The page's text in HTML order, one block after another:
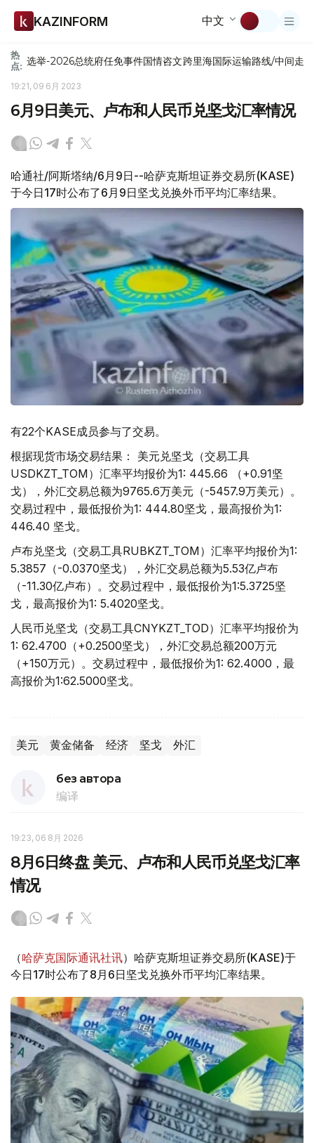
KAZINFORM 中文
热
点: 选举-2026总统府任免事件国情咨文跨里海国际运输路线/中间走廊
19:21, 09 6月 2023
6月9日美元、卢布和人民币兑坚戈汇率情况
哈通社/阿斯塔纳/6月9日--哈萨克斯坦证券交易所(KASE)
于今日17时公布了6月9日坚戈兑换外币平均汇率结果。
有22个KASE成员参与了交易。
根据现货市场交易结果： 美元兑坚戈（交易工具
USDKZT_TOM）汇率平均报价为1: 445.66 （+0.91坚
戈），外汇交易总额为9765.6万美元（-5457.9万美元）。
交易过程中，最低报价为1: 444.80坚戈，最高报价为1:
446.40 坚戈。
卢布兑坚戈（交易工具RUBKZT_TOM）汇率平均报价为1:
5.3857（-0.0370坚戈），外汇交易总额为5.53亿卢布
（-11.30亿卢布）。交易过程中，最低报价为1:5.3725坚
戈，最高报价为1: 5.4020坚戈。
人民币兑坚戈（交易工具CNYKZT_TOD）汇率平均报价为
1: 62.4700（+0.2500坚戈），外汇交易总额200万元
（+150万元）。交易过程中，最低报价为1: 62.4000，最
高报价为1:62.5000坚戈。
美元 黄金储备 经济 坚戈 外汇
без автора
编译
19:23, 06 8月 2026
8月6日终盘 美元、卢布和人民币兑坚戈汇率
情况
（哈萨克国际通讯社讯）哈萨克斯坦证券交易所(KASE)于
今日17时公布了8月6日坚戈兑换外币平均汇率结果。